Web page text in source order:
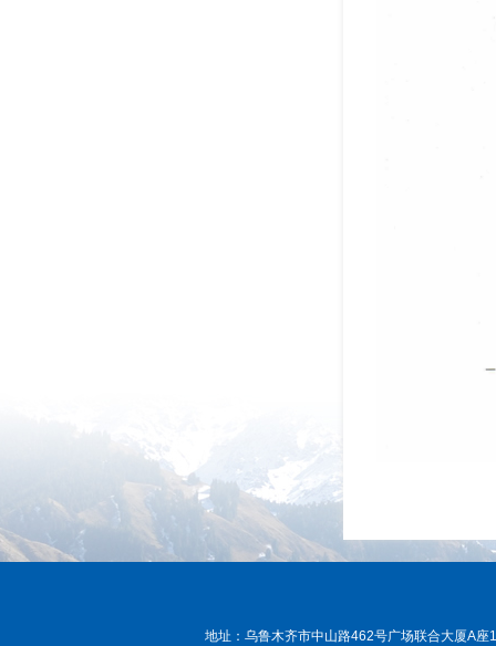
地址：乌鲁木齐市中山路462号广场联合大厦A座